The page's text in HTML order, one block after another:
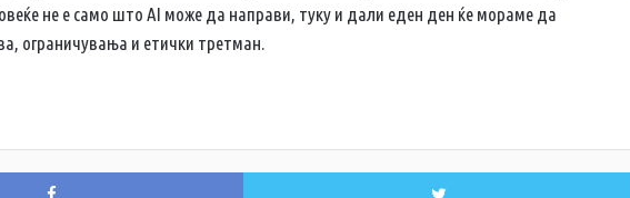
не е само што AI може да направи, туку и дали еден ден ќе мораме да
ограничувања и етички третман.
Facebook